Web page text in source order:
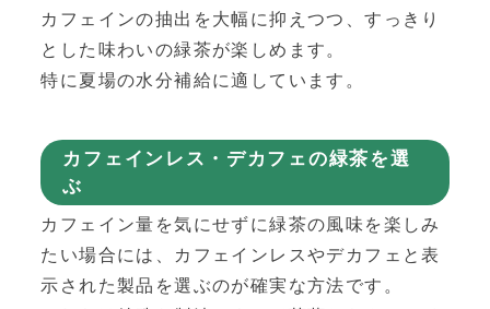
カフェインの抽出を大幅に抑えつつ、すっきり
とした味わいの緑茶が楽しめます。
特に夏場の水分補給に適しています。
カフェインレス・デカフェの緑茶を選
ぶ
カフェイン量を気にせずに緑茶の風味を楽しみ
たい場合には、カフェインレスやデカフェと表
示された製品を選ぶのが確実な方法です。